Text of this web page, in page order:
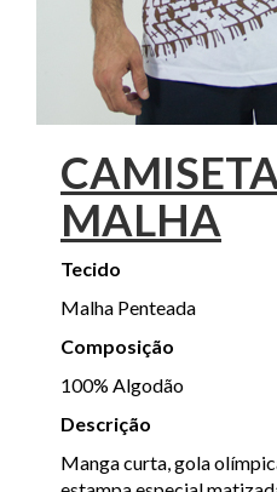
MALHA
Tecido
Malha Penteada
Composição
100% Algodão
Descrição
Manga curta, gola